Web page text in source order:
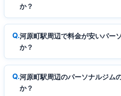
か？
河原町駅周辺で料金が安いパー
か？
河原町駅周辺のパーソナルジム
か？